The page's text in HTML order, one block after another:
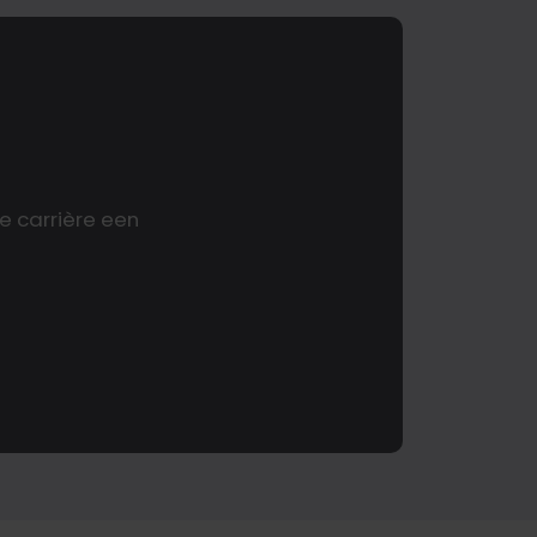
carrière een